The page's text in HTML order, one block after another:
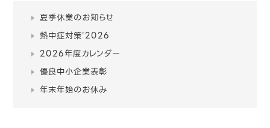
夏季休業のお知らせ
熱中症対策’2026
2026年度カレンダー
優良中小企業表彰
年末年始のお休み